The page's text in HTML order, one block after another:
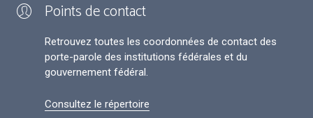
Points de contact
Retrouvez toutes les coordonnées de contact des
porte-parole des institutions fédérales et du
gouvernement fédéral.
Consultez le répertoire